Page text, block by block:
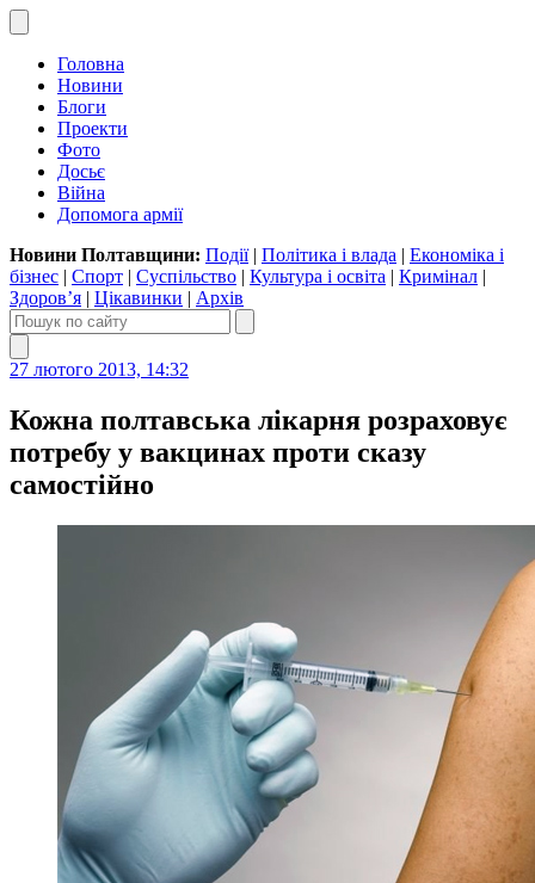
Головна
Новини
Блоги
Проекти
Фото
Досьє
Війна
Допомога армії
Новини Полтавщини: Події| Політика і влада | Економіка і
бізнес | Спорт | Суспільство | Культура і освіта | Кримінал |
Здоров’я | Цікавинки | Архів
27 лютого 2013, 14:32
Кожна полтавська лікарня розраховує
потребу у вакцинах проти сказу
самостійно